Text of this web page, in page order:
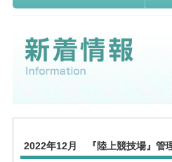
2022年12月 『陸上競技場』管